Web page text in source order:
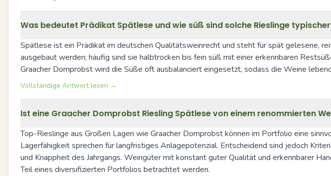
Was bedeutet Prädikat Spätlese und wie süß sind solche Rieslinge
Spätlese ist ein Prädikat im deutschen Qualitätsweinrecht und steht für spät gelesene,
ausgebaut werden; häufig sind sie halbtrocken bis fein süß mit einer erkennbaren
Graacher Domprobst wird die Süße oft ausbalanciert eingesetzt, sodass die Weine
Vollständige Antwort lesen →
Ist eine Graacher Domprobst Riesling Spätlese von einem renommierten
Top-Rieslinge aus Großen Lagen wie Graacher Domprobst können im Portfolio eine
Lagerfähigkeit sprechen für langfristiges Anlagepotenzial. Entscheidend sind jedoch
und Knappheit des Jahrgangs. Weingüter mit konstant guter Qualität und erkennbarer
Teil eines diversifizierten Portfolios betrachtet werden.